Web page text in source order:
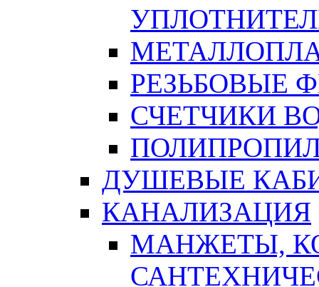
РЕЗЬБОВЫЕ
СЧЕТЧИКИ
ДУШЕВЫЕ
КАНАЛИЗАЦИЯ
МАНЖЕТЫ,